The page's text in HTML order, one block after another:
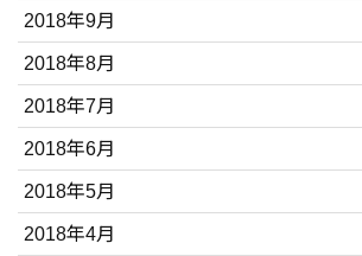
2018年9月
2018年8月
2018年7月
2018年6月
2018年5月
2018年4月